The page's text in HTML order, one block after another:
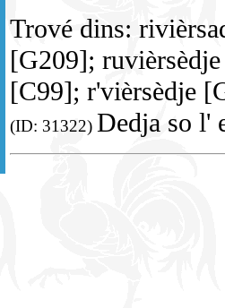
Trové dins:
[G209];
[C99]; r'vièrsèdje
(ID: 31322) Dedja so l'